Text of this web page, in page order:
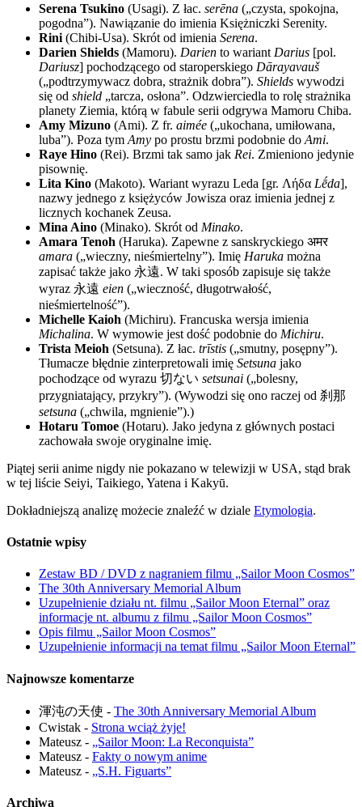
Serena Tsukino (Usagi). Z łac. serēna („czysta, spokojna,
pogodna”). Nawiązanie do imienia Księżniczki Serenity.
Rini (Chibi-Usa). Skrót od imienia Serena.
Darien Shields (Mamoru). Darien to wariant Darius [pol.
Dariusz] pochodzącego od staroperskiego Dārayavauš
(„podtrzymywacz dobra, strażnik dobra”). Shields wywodzi
się od shield „tarcza, osłona”. Odzwierciedla to rolę strażnika
planety Ziemia, którą w fabule serii odgrywa Mamoru Chiba.
Amy Mizuno (Ami). Z fr. aimée („ukochana, umiłowana,
luba”). Poza tym Amy po prostu brzmi podobnie do Ami.
Raye Hino (Rei). Brzmi tak samo jak Rei. Zmieniono jedynie
pisownię.
Lita Kino (Makoto). Wariant wyrazu Leda [gr. Λήδα Lḗda],
nazwy jednego z księżyców Jowisza oraz imienia jednej z
licznych kochanek Zeusa.
Mina Aino (Minako). Skrót od Minako.
Amara Tenoh (Haruka). Zapewne z sanskryckiego अमर
amara („wieczny, nieśmiertelny”). Imię Haruka można
zapisać także jako 永遠. W taki sposób zapisuje się także
wyraz 永遠 eien („wieczność, długotrwałość,
nieśmiertelność”).
Michelle Kaioh (Michiru). Francuska wersja imienia
Michalina. W wymowie jest dość podobnie do Michiru.
Trista Meioh (Setsuna). Z łac. trīstis („smutny, posępny”).
Tłumacze błędnie zinterpretowali imię Setsuna jako
pochodzące od wyrazu 切ない setsunai („bolesny,
przygniatający, przykry”). (Wywodzi się ono raczej od 刹那
setsuna („chwila, mgnienie”).)
Hotaru Tomoe (Hotaru). Jako jedyna z głównych postaci
zachowała swoje oryginalne imię.
Piątej serii anime nigdy nie pokazano w telewizji w USA, stąd brak
w tej liście Seiyi, Taikiego, Yatena i Kakyū.
Dokładniejszą analizę możecie znaleźć w dziale Etymologia.
Ostatnie wpisy
Zestaw BD / DVD z nagraniem filmu „Sailor Moon Cosmos”
The 30th Anniversary Memorial Album
Uzupełnienie działu nt. filmu „Sailor Moon Eternal” oraz
informacje nt. albumu z filmu „Sailor Moon Cosmos”
Opis filmu „Sailor Moon Cosmos”
Uzupełnienie informacji na temat filmu „Sailor Moon Eternal”
Najnowsze komentarze
渾沌の天使 - The 30th Anniversary Memorial Album
Cwistak - Strona wciąż żyje!
Mateusz - „Sailor Moon: La Reconquista”
Mateusz - Fakty o nowym anime
Mateusz - „S.H. Figuarts”
Archiwa